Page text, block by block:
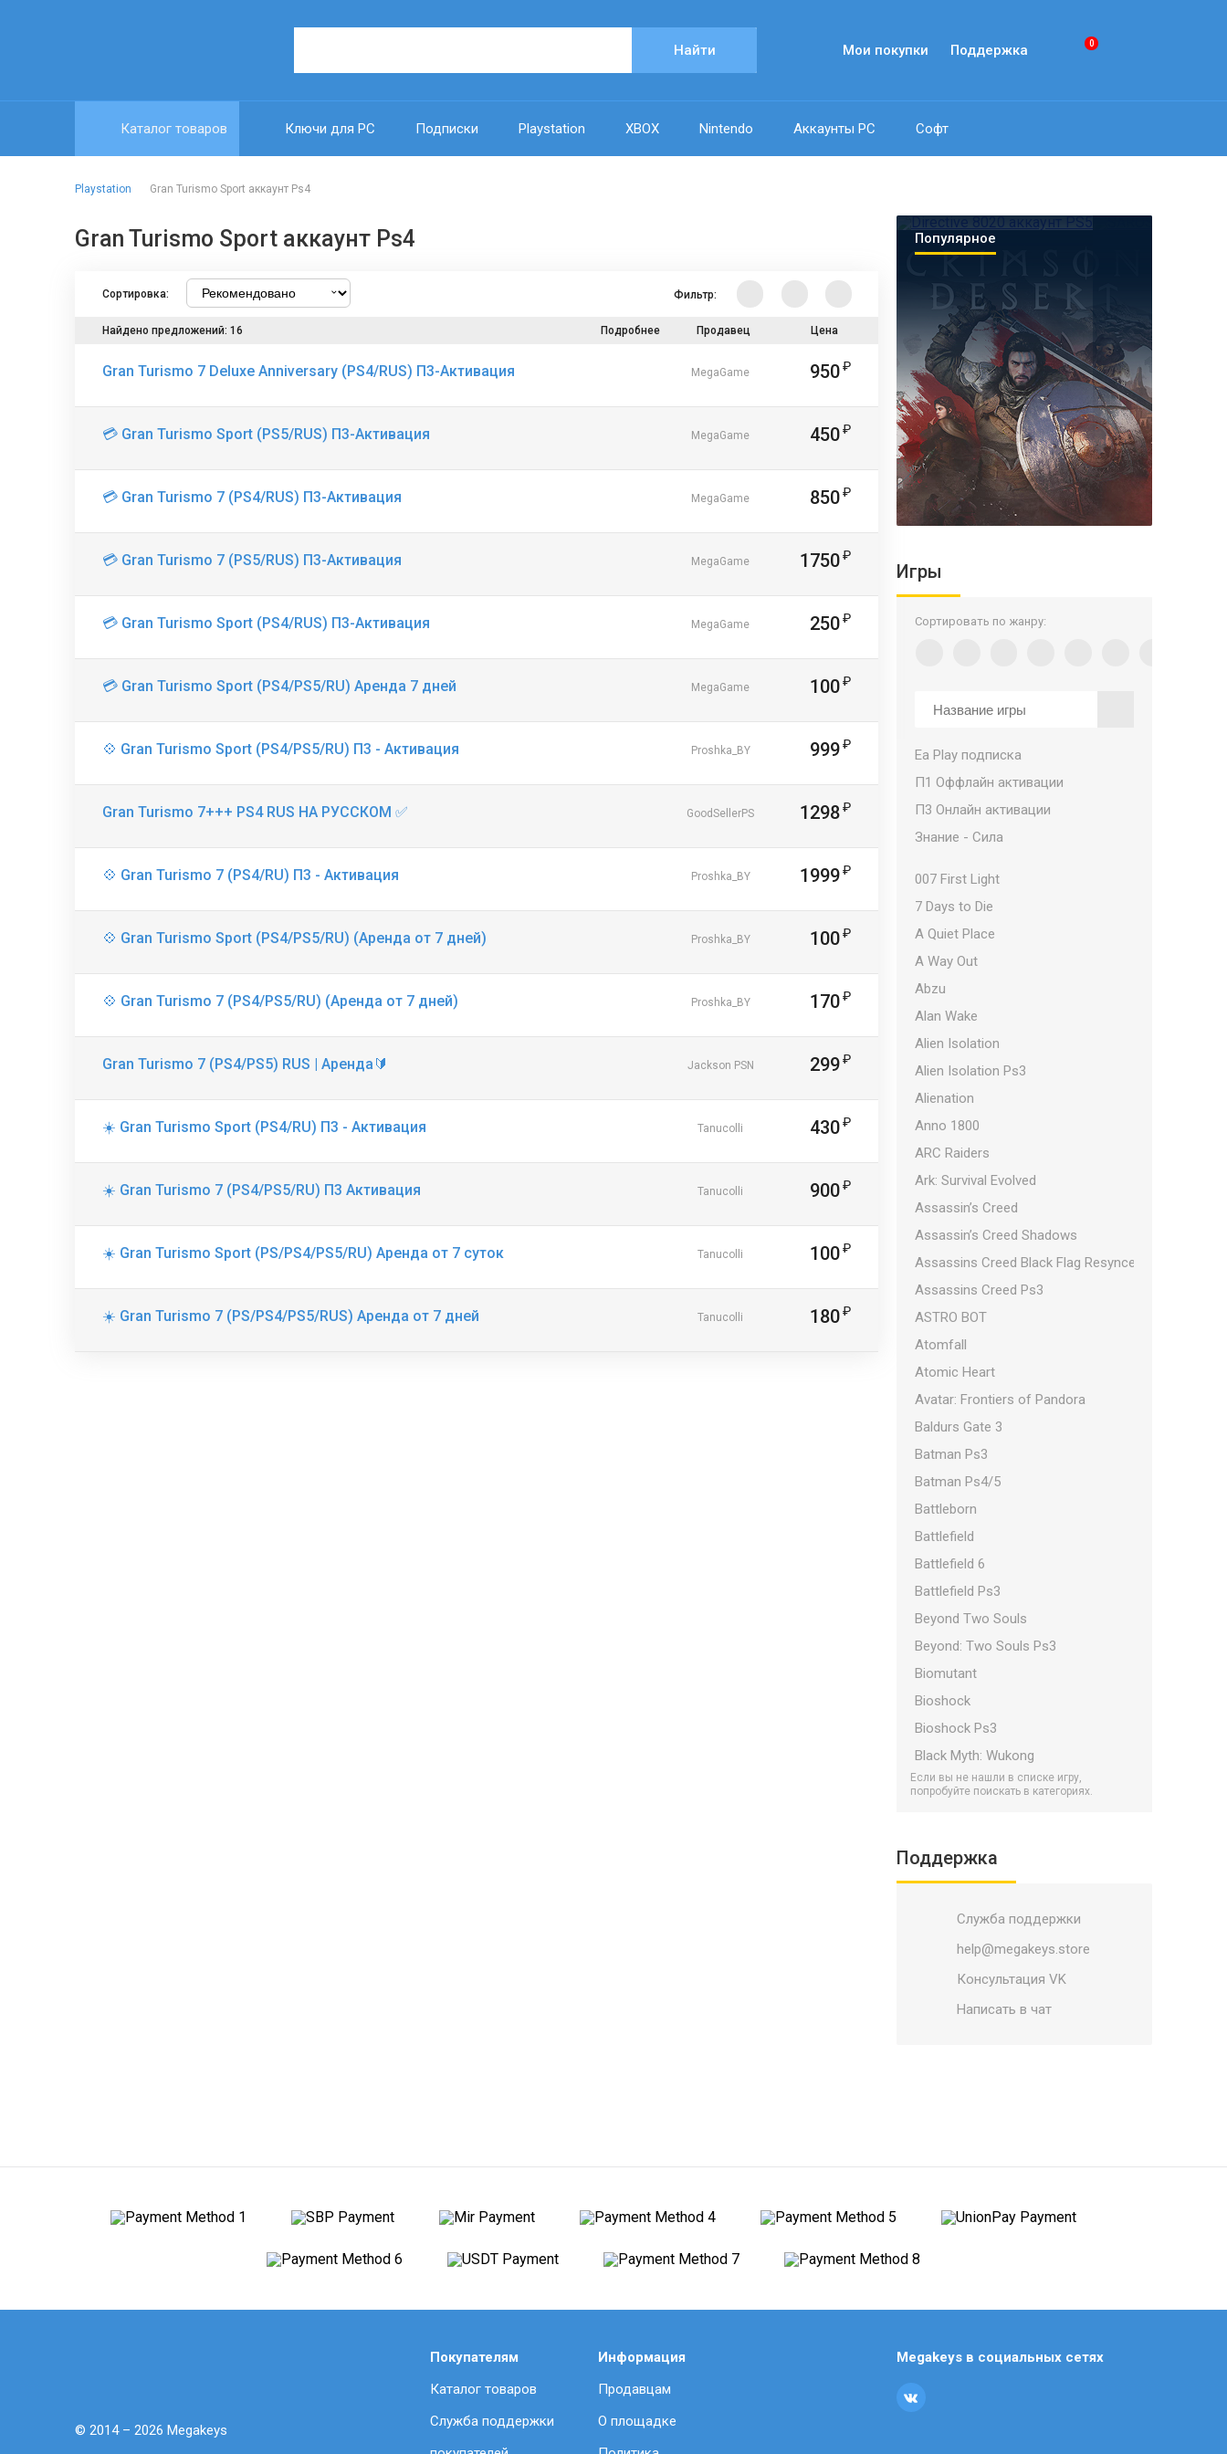
Найти Мои покупки Поддержка 0
Каталог товаров Ключи для PC Подписки Playstation XBOX Nintendo Аккаунты PC Софт
Популярное
Игры
Сортировать по жанру:
Ea Play подписка
П1 Оффлайн активации
П3 Онлайн активации
Знание - Сила
007 First Light
7 Days to Die
A Quiet Place
A Way Out
Abzu
Alan Wake
Alien Isolation
Alien Isolation Ps3
Alienation
Anno 1800
ARC Raiders
Ark: Survival Evolved
Assassin’s Creed
Assassin’s Creed Shadows
Assassins Creed Black Flag Resynced
Assassins Creed Ps3
ASTRO BOT
Atomfall
Atomic Heart
Avatar: Frontiers of Pandora
Baldurs Gate 3
Batman Ps3
Batman Ps4/5
Battleborn
Battlefield
Battlefield 6
Battlefield Ps3
Beyond Two Souls
Beyond: Two Souls Ps3
Biomutant
Bioshock
Bioshock Ps3
Black Myth: Wukong
Bloodborne
Borderlands Ps3
Call of Duty Ps3
Call of Duty PS5/PS4
Call of Duty: Black Ops 7
Catalyst
Crimson Desert
Crysis Ps3
Dark Souls аккаунт Ps4/5
Если вы не нашли в списке игру,
попробуйте поискать в категориях.
Поддержка
Служба поддержки
help@megakeys.store
Консультация VK
Написать в чат
Playstation Gran Turismo Sport аккаунт Ps4
Gran Turismo Sport аккаунт Ps4
Сортировка: Фильтр:
Найдено предложений: 16 Подробнее Продавец Цена
Gran Turismo 7 Deluxe Anniversary (PS4/RUS) П3-Активация MegaGame 950
💳 Gran Turismo Sport (PS5/RUS) П3-Активация MegaGame 450
💳 Gran Turismo 7 (PS4/RUS) П3-Активация MegaGame 850
💳 Gran Turismo 7 (PS5/RUS) П3-Активация MegaGame 1750
💳 Gran Turismo Sport (PS4/RUS) П3-Активация MegaGame 250
💳 Gran Turismo Sport (PS4/PS5/RU) Аренда 7 дней MegaGame 100
💠 Gran Turismo Sport (PS4/PS5/RU) П3 - Активация Proshka_BY 999
Gran Turismo 7+++ PS4 RUS НА РУССКОМ ✅ GoodSellerPS 1298
💠 Gran Turismo 7 (PS4/RU) П3 - Активация Proshka_BY 1999
💠 Gran Turismo Sport (PS4/PS5/RU) (Аренда от 7 дней) Proshka_BY 100
💠 Gran Turismo 7 (PS4/PS5/RU) (Аренда от 7 дней) Proshka_BY 170
Gran Turismo 7 (PS4/PS5) RUS | Аренда🔰 Jackson PSN 299
☀️ Gran Turismo Sport (PS4/RU) П3 - Активация Tanucolli 430
☀️ Gran Turismo 7 (PS4/PS5/RU) П3 Активация Tanucolli 900
☀️ Gran Turismo Sport (PS/PS4/PS5/RU) Аренда от 7 суток Tanucolli 100
☀️ Gran Turismo 7 (PS/PS4/PS5/RUS) Аренда от 7 дней Tanucolli 180
© 2014 – 2026 Megakeys
Покупателям
Каталог товаров
Служба поддержки
Информация
Продавцам
О площадке
Megakeys в социальных сетях